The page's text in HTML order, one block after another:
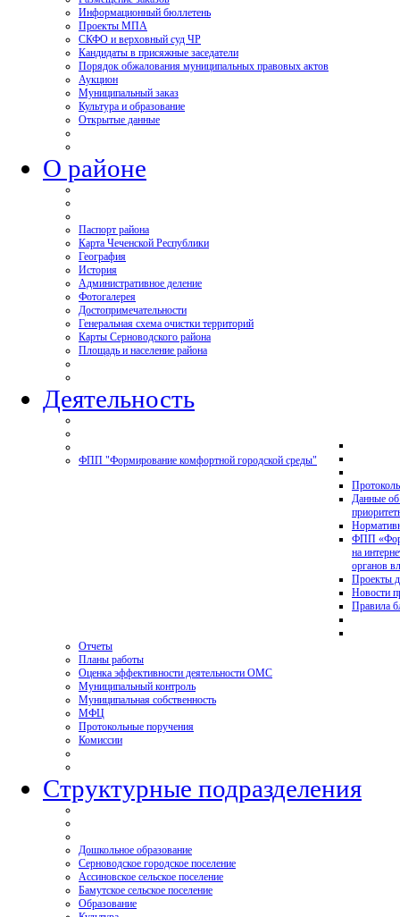
Информационный бюллетень
Проекты МПА
СКФО и верховный суд ЧР
Кандидаты в присяжные заседатели
Порядок обжалования муниципальных правовых актов
Аукцион
Муниципальный заказ
Культура и образование
Открытые данные
О районе
Паспорт района
Карта Чеченской Республики
География
История
Административное деление
Фотогалерея
Достопримечательности
Генеральная схема очистки территорий
Карты Серноводского района
Площадь и население района
Деятельность
ФПП "Формирование комфортной городской среды"
Данные об
ФПП
на
органов
Проекты
Новости
Правила
Отчеты
Планы работы
Оценка эффективности деятельности ОМС
Муниципальный контроль
Муниципальная собственность
МФЦ
Протокольные поручения
Комиссии
Структурные подразделения
Дошкольное образование
Серноводское городское поселение
Ассиновское сельское поселение
Бамутское сельское поселение
Образование